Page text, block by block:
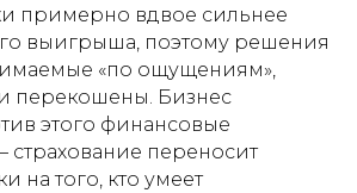
примерно вдвое сильнее
выигрыша, поэтому решения
«по ощущениям»,
перекошены. Бизнес
этого финансовые
переносит
на того, кто умеет